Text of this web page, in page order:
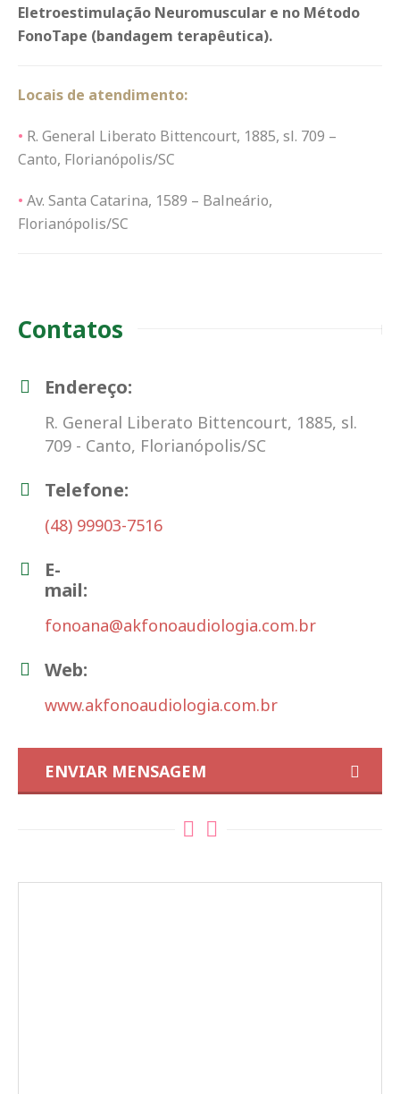
Eletroestimulação Neuromuscular e no Método
FonoTape (bandagem terapêutica).
Locais de atendimento:
• R. General Liberato Bittencourt, 1885, sl. 709 –
Canto, Florianópolis/SC
• Av. Santa Catarina, 1589 – Balneário,
Florianópolis/SC
Contatos
Endereço:
R. General Liberato Bittencourt, 1885, sl.
709 - Canto, Florianópolis/SC
Telefone:
(48) 99903-7516
E-
mail:
fonoana@akfonoaudiologia.com.br
Web:
www.akfonoaudiologia.com.br
ENVIAR MENSAGEM